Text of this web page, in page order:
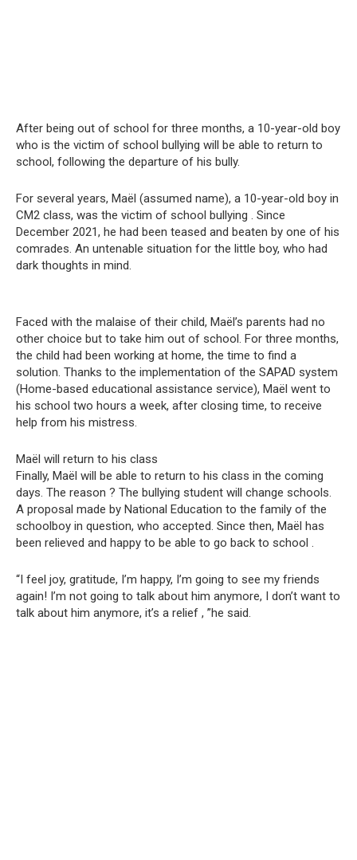
After being out of school for three months, a 10-year-old boy
who is the victim of school bullying will be able to return to
school, following the departure of his bully.
For several years, Maël (assumed name), a 10-year-old boy in
CM2 class, was the victim of school bullying . Since
December 2021, he had been teased and beaten by one of his
comrades. An untenable situation for the little boy, who had
dark thoughts in mind.
Faced with the malaise of their child, Maël’s parents had no
other choice but to take him out of school. For three months,
the child had been working at home, the time to find a
solution. Thanks to the implementation of the SAPAD system
(Home-based educational assistance service), Maël went to
his school two hours a week, after closing time, to receive
help from his mistress.
Maël will return to his class
Finally, Maël will be able to return to his class in the coming
days. The reason ? The bullying student will change schools.
A proposal made by National Education to the family of the
schoolboy in question, who accepted. Since then, Maël has
been relieved and happy to be able to go back to school .
“I feel joy, gratitude, I’m happy, I’m going to see my friends
again! I’m not going to talk about him anymore, I don’t want to
talk about him anymore, it’s a relief , ”he said.